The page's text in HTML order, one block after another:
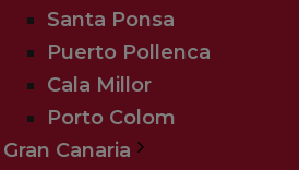
Santa Ponsa
Puerto Pollenca
Cala Millor
Porto Colom
Gran Canaria